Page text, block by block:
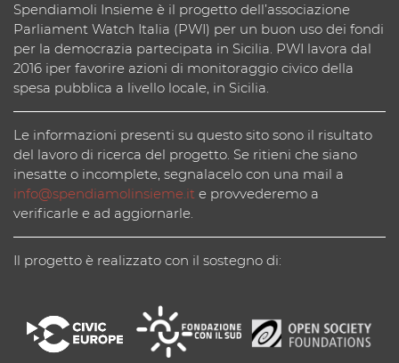
Spendiamoli Insieme è il progetto dell’associazione
Parliament Watch Italia (PWI) per un buon uso dei fondi
per la democrazia partecipata in Sicilia. PWI lavora dal
2016 iper favorire azioni di monitoraggio civico della
spesa pubblica a livello locale, in Sicilia.
Le informazioni presenti su questo sito sono il risultato
del lavoro di ricerca del progetto. Se ritieni che siano
inesatte o incomplete, segnalacelo con una mail a
info@spendiamolinsieme.it e provvederemo a
verificarle e ad aggiornarle.
Il progetto è realizzato con il sostegno di: